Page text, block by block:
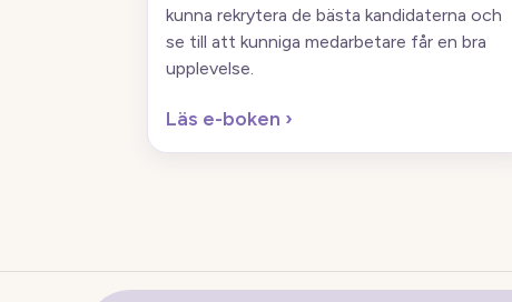
kunna rekrytera de bästa kandidaterna och
se till att kunniga medarbetare får en bra
upplevelse.
Läs e-boken ›